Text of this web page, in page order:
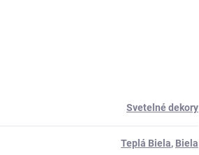
Svetelné dekory
Teplá Biela, Biela